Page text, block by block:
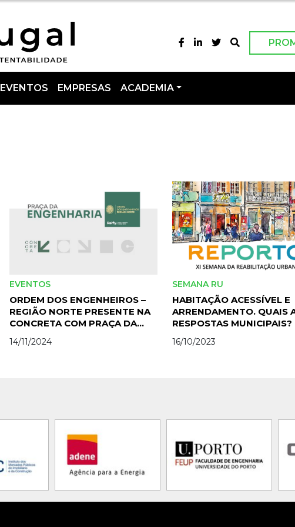
EVENTOS EMPRESAS ACADEMIA
EVENTOS
ORDEM DOS ENGENHEIROS –
REGIÃO NORTE PRESENTE NA
CONCRETA COM PRAÇA DA
ENGENHEIRA E PALESTRAS
TEMÁTICAS
14/11/2024
SEMANA RU
HABITAÇÃO ACESSÍVEL E
ARRENDAMENTO. QUAIS
RESPOSTAS MUNICIPAIS?
16/10/2023